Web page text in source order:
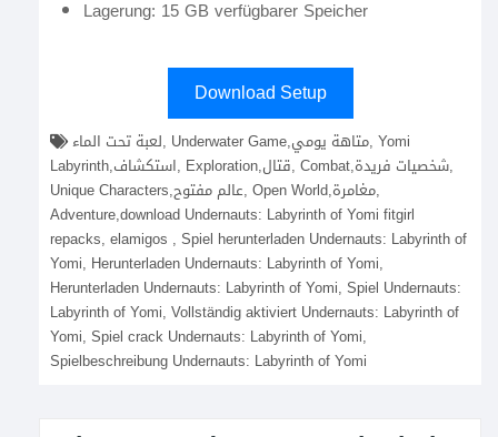
Lagerung: 15 GB verfügbarer Speicher
Download Setup
Labyrinth,استكشاف, Exploration,قتال, Combat,شخصيات فريدة,
Unique Characters,عالم مفتوح, Open World,مغامرة,
Adventure,download Undernauts: Labyrinth of Yomi fitgirl
repacks, elamigos , Spiel herunterladen Undernauts: Labyrinth of
Yomi, Herunterladen Undernauts: Labyrinth of Yomi,
Herunterladen Undernauts: Labyrinth of Yomi, Spiel Undernauts:
Labyrinth of Yomi, Vollständig aktiviert Undernauts: Labyrinth of
Yomi, Spiel crack Undernauts: Labyrinth of Yomi,
Spielbeschreibung Undernauts: Labyrinth of Yomi